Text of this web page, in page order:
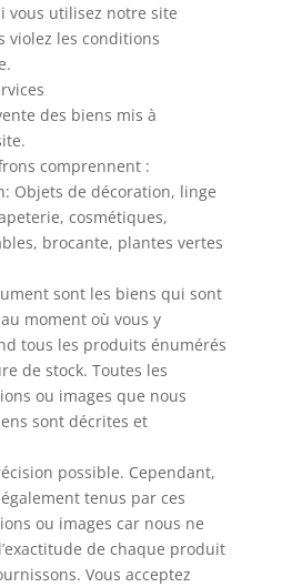
vous utilisez notre site
violez les conditions
des biens mis à
comprennent :
Objets de décoration, linge
cosmétiques,
brocante, plantes vertes
sont les biens qui sont
moment où vous y
tous les produits énumérés
de stock. Toutes les
ou images que nous
sont décrites et
possible. Cependant,
tenus par ces
ou images car nous ne
de chaque produit
Vous acceptez